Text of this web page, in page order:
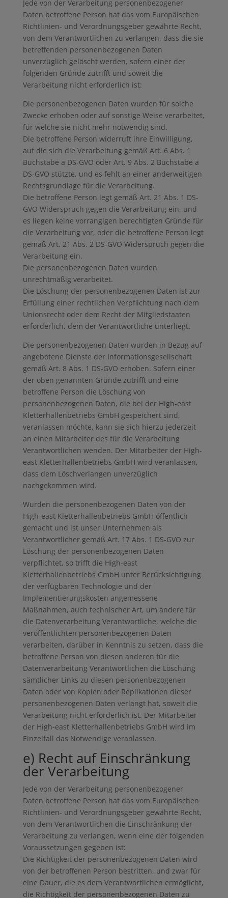
Jede von der Verarbeitung personenbezogener
Daten betroffene Person hat das vom Europäischen
Richtlinien- und Verordnungsgeber gewährte Recht,
von dem Verantwortlichen zu verlangen, dass die sie
betreffenden personenbezogenen Daten
unverzüglich gelöscht werden, sofern einer der
folgenden Gründe zutrifft und soweit die
Verarbeitung nicht erforderlich ist:
Die personenbezogenen Daten wurden für solche
Zwecke erhoben oder auf sonstige Weise verarbeitet,
für welche sie nicht mehr notwendig sind.
Die betroffene Person widerruft ihre Einwilligung,
auf die sich die Verarbeitung gemäß Art. 6 Abs. 1
Buchstabe a DS-GVO oder Art. 9 Abs. 2 Buchstabe a
DS-GVO stützte, und es fehlt an einer anderweitigen
Rechtsgrundlage für die Verarbeitung.
Die betroffene Person legt gemäß Art. 21 Abs. 1 DS-
GVO Widerspruch gegen die Verarbeitung ein, und
es liegen keine vorrangigen berechtigten Gründe für
die Verarbeitung vor, oder die betroffene Person legt
gemäß Art. 21 Abs. 2 DS-GVO Widerspruch gegen die
Verarbeitung ein.
Die personenbezogenen Daten wurden
unrechtmäßig verarbeitet.
Die Löschung der personenbezogenen Daten ist zur
Erfüllung einer rechtlichen Verpflichtung nach dem
Unionsrecht oder dem Recht der Mitgliedstaaten
erforderlich, dem der Verantwortliche unterliegt.
Die personenbezogenen Daten wurden in Bezug auf
angebotene Dienste der Informationsgesellschaft
gemäß Art. 8 Abs. 1 DS-GVO erhoben. Sofern einer
der oben genannten Gründe zutrifft und eine
betroffene Person die Löschung von
personenbezogenen Daten, die bei der High-east
Kletterhallenbetriebs GmbH gespeichert sind,
veranlassen möchte, kann sie sich hierzu jederzeit
an einen Mitarbeiter des für die Verarbeitung
Verantwortlichen wenden. Der Mitarbeiter der High-
east Kletterhallenbetriebs GmbH wird veranlassen,
dass dem Löschverlangen unverzüglich
nachgekommen wird.
Wurden die personenbezogenen Daten von der
High-east Kletterhallenbetriebs GmbH öffentlich
gemacht und ist unser Unternehmen als
Verantwortlicher gemäß Art. 17 Abs. 1 DS-GVO zur
Löschung der personenbezogenen Daten
verpflichtet, so trifft die High-east
Kletterhallenbetriebs GmbH unter Berücksichtigung
der verfügbaren Technologie und der
Implementierungskosten angemessene
Maßnahmen, auch technischer Art, um andere für
die Datenverarbeitung Verantwortliche, welche die
veröffentlichten personenbezogenen Daten
verarbeiten, darüber in Kenntnis zu setzen, dass die
betroffene Person von diesen anderen für die
Datenverarbeitung Verantwortlichen die Löschung
sämtlicher Links zu diesen personenbezogenen
Daten oder von Kopien oder Replikationen dieser
personenbezogenen Daten verlangt hat, soweit die
Verarbeitung nicht erforderlich ist. Der Mitarbeiter
der High-east Kletterhallenbetriebs GmbH wird im
Einzelfall das Notwendige veranlassen.
e) Recht auf Einschränkung
der Verarbeitung
Jede von der Verarbeitung personenbezogener
Daten betroffene Person hat das vom Europäischen
Richtlinien- und Verordnungsgeber gewährte Recht,
von dem Verantwortlichen die Einschränkung der
Verarbeitung zu verlangen, wenn eine der folgenden
Voraussetzungen gegeben ist:
Die Richtigkeit der personenbezogenen Daten wird
von der betroffenen Person bestritten, und zwar für
eine Dauer, die es dem Verantwortlichen ermöglicht,
die Richtigkeit der personenbezogenen Daten zu